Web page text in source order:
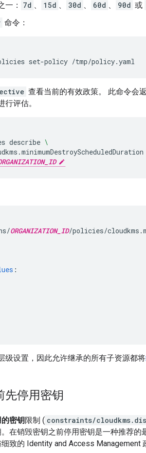
一：
7d 、 15d 、 30d 、 60d 、 90d 或
命令：
set-policy
查看当前的有效政策。 此命令会
评估。
describe \
ORGANIZATION_ID/policies/
:
级设置，因此允许继承的所有子资源都将
先停用密钥
密钥限制 ( constraints/
在销毁密钥之前停用密钥是一种推荐
致的 Identity and Access Management